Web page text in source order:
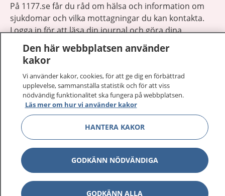
På 1177.se får du råd om hälsa och information om
sjukdomar och vilka mottagningar du kan kontakta.
Logga in för att läsa din journal och göra dina
vårdärenden. Ring telefonnummer 1177 för
sjukvårdsrådgivning dygnet runt.
1177 ger dig råd när du vill må bättre.
1177 på flera språk Visa
Om 1177 Visa
Kontakt Visa
Den här webbplatsen använder
kakor
Vi använder kakor, cookies, för att ge dig en förbättrad
upplevelse, sammanställa statistik och för att viss
nödvändig funktionalitet ska fungera på webbplatsen.
Läs mer om hur vi använder kakor
HANTERA KAKOR
GODKÄNN NÖDVÄNDIGA
GODKÄNN ALLA